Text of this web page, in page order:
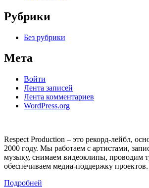
Рубрики
Без рубрики
Мета
Войти
Лента записей
Лента комментариев
WordPress.org
Respect Production – это рекорд-лейбл,
2000 году. Мы работаем с артистами,
музыку, снимаем видеоклипы, проводим
обеспечиваем медиа-поддержку проектов.
Подробней